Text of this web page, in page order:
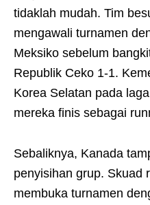
tidaklah mudah. Tim
mengawali turnamen
Meksiko sebelum
Republik Ceko 1-1.
Korea Selatan pada
mereka finis sebagai
Sebaliknya, Kanada
penyisihan grup. Skuad
membuka turnamen